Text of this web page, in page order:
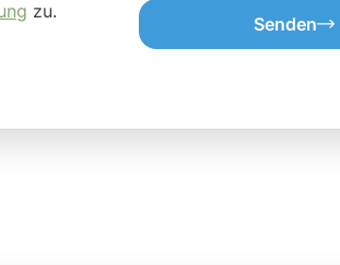
zu.
Senden